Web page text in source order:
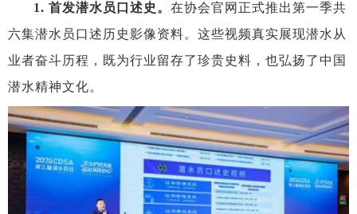
1. 首发潜水员口述史 。 在协会官网正式推出第一季共
六集潜水员口述历史影像资料。这些视频真实展现潜水从
业者奋斗历程，既为行业留存了珍贵史料，也弘扬了中国
潜水精神文化。